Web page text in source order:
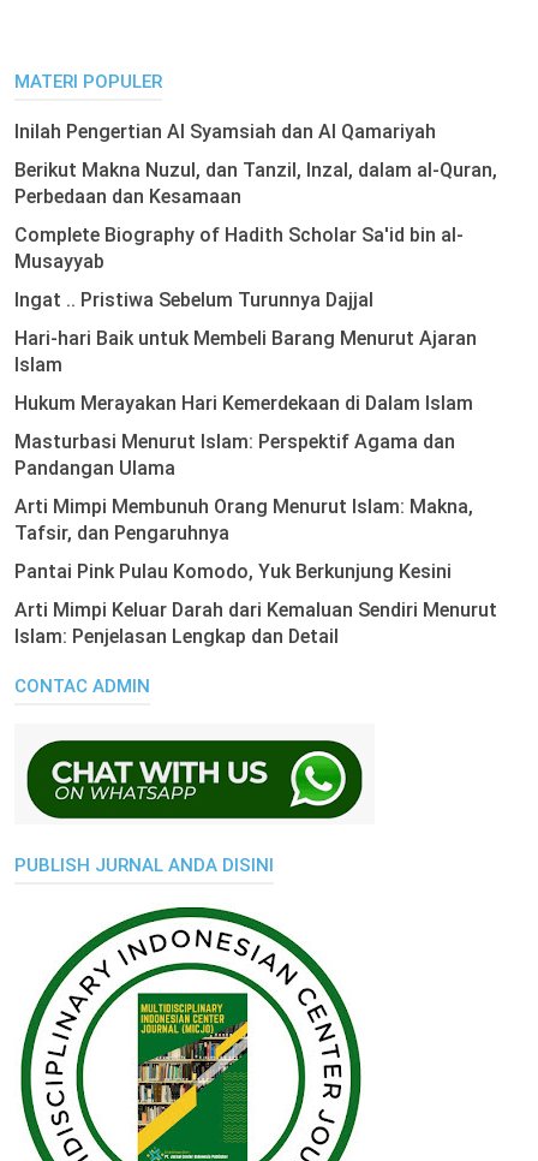
MATERI POPULER
Inilah Pengertian Al Syamsiah dan Al Qamariyah
Berikut Makna Nuzul, dan Tanzil, Inzal, dalam al-Quran,
Perbedaan dan Kesamaan
Complete Biography of Hadith Scholar Sa'id bin al-
Musayyab
Ingat .. Pristiwa Sebelum Turunnya Dajjal
Hari-hari Baik untuk Membeli Barang Menurut Ajaran
Islam
Hukum Merayakan Hari Kemerdekaan di Dalam Islam
Masturbasi Menurut Islam: Perspektif Agama dan
Pandangan Ulama
Arti Mimpi Membunuh Orang Menurut Islam: Makna,
Tafsir, dan Pengaruhnya
Pantai Pink Pulau Komodo, Yuk Berkunjung Kesini
Arti Mimpi Keluar Darah dari Kemaluan Sendiri Menurut
Islam: Penjelasan Lengkap dan Detail
CONTAC ADMIN
PUBLISH JURNAL ANDA DISINI